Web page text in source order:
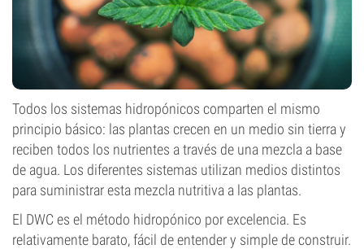
Todos los sistemas hidropónicos comparten el mismo
principio básico: las plantas crecen en un medio sin tierra y
reciben todos los nutrientes a través de una mezcla a base
de agua. Los diferentes sistemas utilizan medios distintos
para suministrar esta mezcla nutritiva a las plantas.
El DWC es el método hidropónico por excelencia. Es
relativamente barato, fácil de entender y simple de construir.